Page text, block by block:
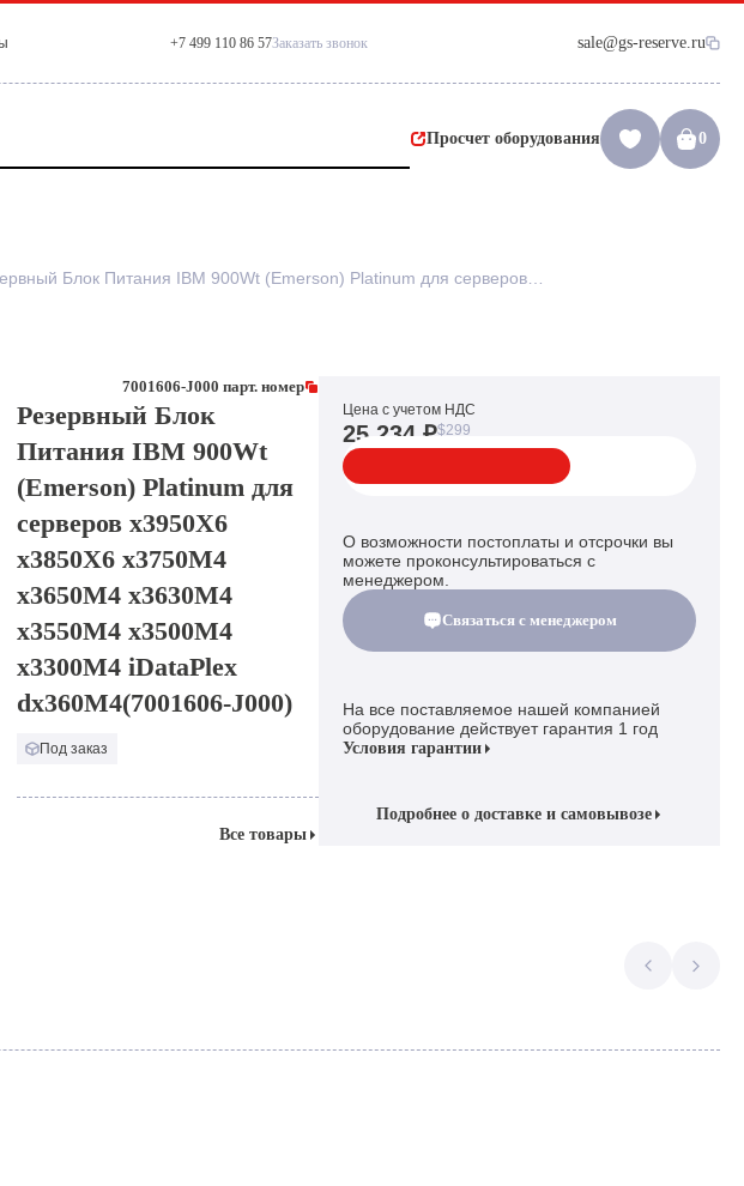
+7 499 110 86 57Заказать звонок sale@gs-reserve.ru
Просчет оборудования 0
7001606-J000 парт. номер
Резервный Блок
Питания IBM 900Wt
(Emerson) Platinum для
серверов x3950X6
x3850X6 x3750M4
x3650M4 x3630M4
x3550M4 x3500M4
x3300M4 iDataPlex
dx360M4(7001606-J000)
Под заказ
Все товары
Цена с учетом НДС
25 234 ₽$299
О возможности постоплаты и отсрочки вы
можете проконсультироваться с
менеджером.
Связаться с менеджером
На все поставляемое нашей компанией
оборудование действует гарантия 1 год
Условия гарантии
Подробнее о доставке и самовывозе